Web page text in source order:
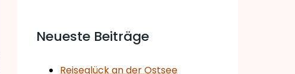
Neueste Beiträge
Reiseglück an der Ostsee